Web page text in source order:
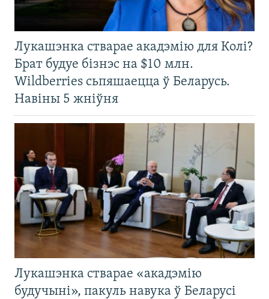
Лукашэнка стварае акадэмію для Колі?
Брат будуе бізнэс на $10 млн.
Wildberries сьпяшаецца ў Беларусь.
Навіны 5 жніўня
Лукашэнка стварае «акадэмію
будучыні», пакуль навука ў Беларусі